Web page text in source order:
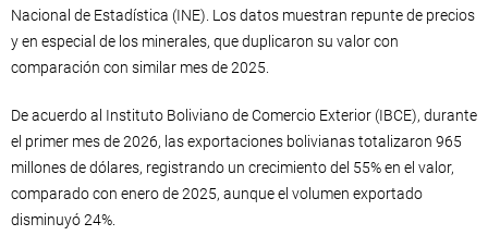
Nacional de Estadística (INE). Los datos muestran repunte de precios
y en especial de los minerales, que duplicaron su valor con
comparación con similar mes de 2025.
De acuerdo al Instituto Boliviano de Comercio Exterior (IBCE), durante
el primer mes de 2026, las exportaciones bolivianas totalizaron 965
millones de dólares, registrando un crecimiento del 55% en el valor,
comparado con enero de 2025, aunque el volumen exportado
disminuyó 24%.